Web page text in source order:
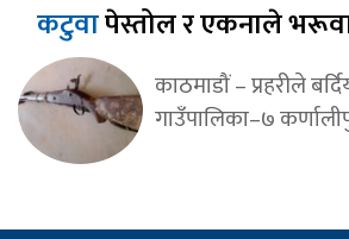
कटुवापेस्तोल र एकनाले
काठमाडौं – प्रहरीले
गाउँपालिका–७